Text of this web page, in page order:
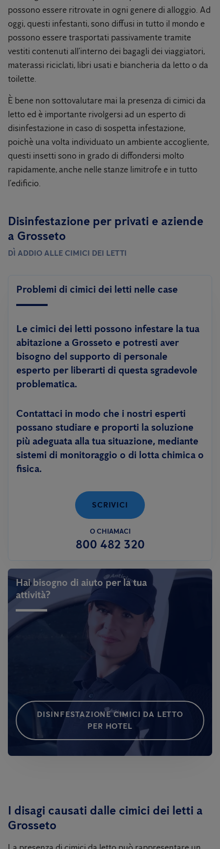
possono essere ritrovate in ogni genere di alloggio. Ad
oggi, questi infestanti, sono diffusi in tutto il mondo e
possono essere trasportati passivamente tramite
vestiti contenuti all’interno dei bagagli dei viaggiatori,
materassi riciclati, libri usati e biancheria da letto o da
toilette.
È bene non sottovalutare mai la presenza di cimici da
letto ed è importante rivolgersi ad un esperto di
disinfestazione in caso di sospetta infestazione,
poichè una volta individuato un ambiente accogliente,
questi insetti sono in grado di diffondersi molto
rapidamente, anche nelle stanze limitrofe e in tutto
l’edificio.
Disinfestazione per privati ​​e aziende
a Grosseto
DÌ ADDIO ALLE CIMICI DEI LETTI
Problemi di cimici dei letti nelle case
Le cimici dei letti possono infestare la tua
abitazione a Grosseto e potresti aver
bisogno del supporto di personale
esperto per liberarti di questa sgradevole
problematica.
Contattaci in modo che i nostri esperti
possano studiare e proporti la soluzione
più adeguata alla tua situazione, mediante
sistemi di monitoraggio o di lotta chimica o
fisica.
SCRIVICI
O CHIAMACI
800 482 320
Hai bisogno di aiuto per la tua
attività?
DISINFESTAZIONE CIMICI DA LETTO
PER HOTEL
I disagi causati dalle cimici dei letti a
Grosseto